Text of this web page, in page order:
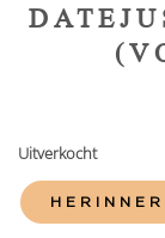
Uitverkocht